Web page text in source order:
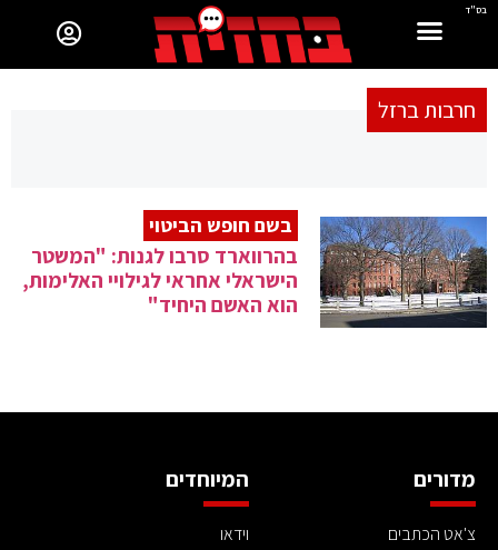
בס"ד
חרבות ברזל
בשם חופש הביטוי
בהרווארד סרבו לגנות: "המשטר
הישראלי אחראי לגילויי האלימות,
הוא האשם היחיד"
מדורים
צ'אט הכתבים
המיוחדים
וידאו